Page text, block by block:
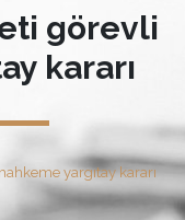
görevli
kararı
yargıtay kararı